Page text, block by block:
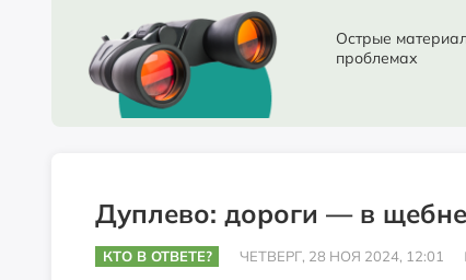
Не по лжи!
Партнёрский материал Народные
Острые материалы,
проблемах
Дуплево: дороги — в
КТО В ОТВЕТЕ? ЧЕТВЕРГ, 28 НОЯ 2024, 12:01